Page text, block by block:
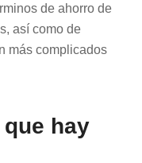
de ahorro de
así como de
más complicados
hay